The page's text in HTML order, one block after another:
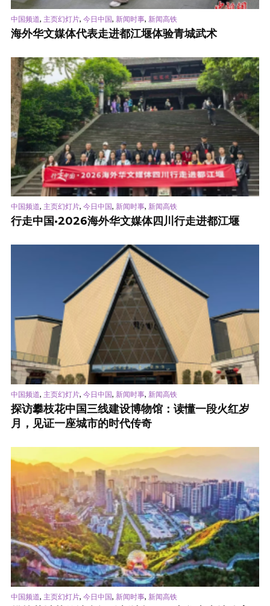
中国频道, 主页幻灯片, 今日中国, 新闻时事, 新闻高铁
海外华文媒体代表走进都江堰体验青城武术
中国频道, 主页幻灯片, 今日中国, 新闻时事, 新闻高铁
行走中国·2026海外华文媒体四川行走进都江堰
中国频道, 主页幻灯片, 今日中国, 新闻时事, 新闻高铁
探访攀枝花中国三线建设博物馆：读懂一段火红岁
月，见证一座城市的时代传奇
中国频道, 主页幻灯片, 今日中国, 新闻时事, 新闻高铁